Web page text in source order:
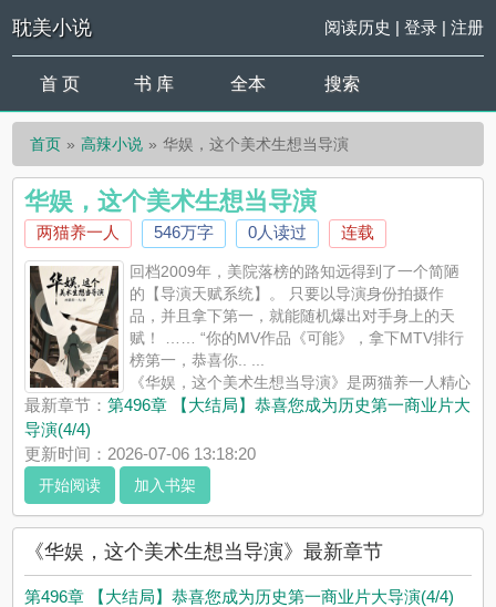
耽美小说 阅读历史 | 登录| 注册
首 页 书 库 全本 搜索
首页 高辣小说 华娱，这个美术生想当导演
华娱，这个美术生想当导演
两猫养一人 546万字 0人读过 连载
回档2009年，美院落榜的路知远得到了一个简陋
的【导演天赋系统】。 只要以导演身份拍摄作
品，并且拿下第一，就能随机爆出对手身上的天
赋！ …… “你的MV作品《可能》，拿下MTV排行
榜第一，恭喜你.. ...
《华娱，这个美术生想当导演》是两猫养一人精心
创作的高辣小说，耽美小说实时更新华娱，这个美术生想当导演
最新章节并且提供无弹窗阅读，书友所发表的华娱，这个美术生
想当导演评论，并不代表耽美小说赞同或者支持华娱，这个美术
生想当导演读者的观点。
最新章节：第496章 【大结局】恭喜您成为历史第一商业片大
导演(4/4)
更新时间：2026-07-06 13:18:20
开始阅读 加入书架
《华娱，这个美术生想当导演》最新章节
第496章 【大结局】恭喜您成为历史第一商业片大导演(4/4)